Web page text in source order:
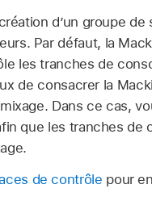
d’un groupe de
Par défaut, la
les tranches de
de consacrer la
Dans ce cas,
que les tranches de
de contrôle pour